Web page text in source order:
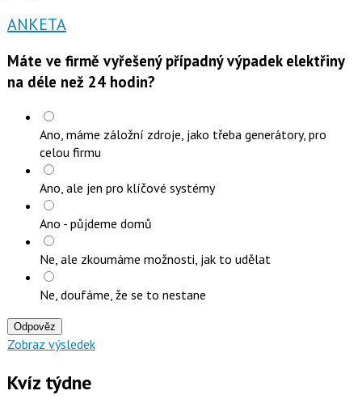
ANKETA
Máte ve firmě vyřešený případný výpadek elektřiny
na déle než 24 hodin?
Ano, máme záložní zdroje, jako třeba generátory, pro
celou firmu
Ano, ale jen pro klíčové systémy
Ano - půjdeme domů
Ne, ale zkoumáme možnosti, jak to udělat
Ne, doufáme, že se to nestane
Odpověz
Zobraz výsledek
Kvíz týdne